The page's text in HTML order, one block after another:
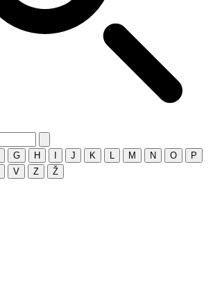
G H J K M N O
P
V Z Ž